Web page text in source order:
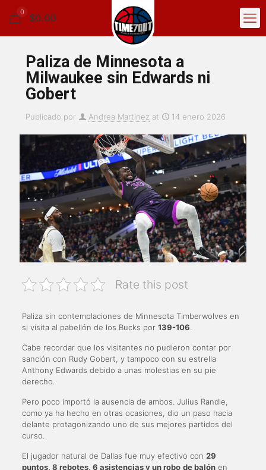
0 $0.00
Paliza de Minnesota a
Milwaukee sin Edwards ni
Gobert
Publicado por Andrea Martinez at 14 enero 2026
Rate this post
Paliza sin contemplaciones de Minnesota Timberwolves en
si visita al pabellón de los Bucks por 139-106
Cabe recordar que los visitantes no pudieron contar por
sanción con Rudy Gobert, y tampoco con su estrella
Anthony Edwards debido a unas molestias en su pie
derecho.
Pero poco importó la ausencia de ambos. Julius Randle,
como ya ha hecho en otras ocasiones, dio un paso hacia
delante protagonizando uno de sus mejores partidos del
curso.
El jugador natural de Dallas fue muy efectivo con 29
puntos, 8 rebotes, 6 asistencias y un robo de balónen